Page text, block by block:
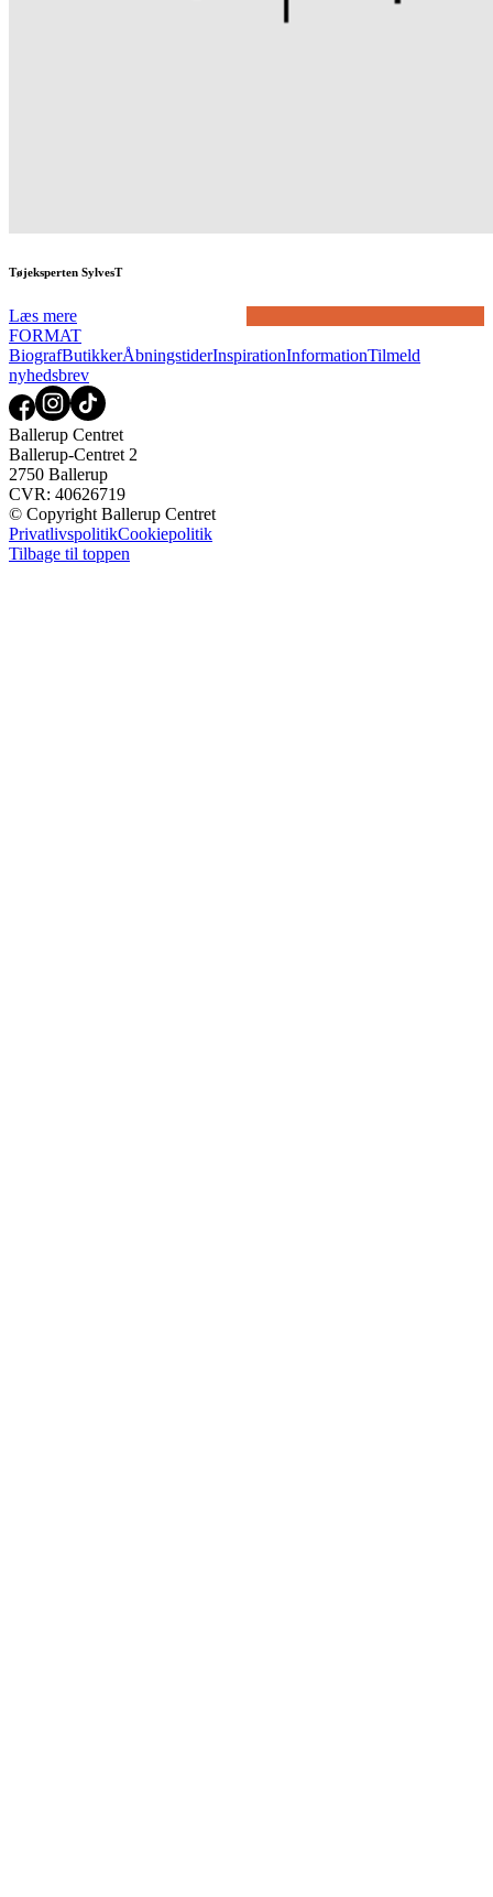
Tøjeksperten SylvesT
Læs mere
FORMAT
BiografButikkerÅbningstiderInspirationInformationTilmeld
nyhedsbrev
Ballerup Centret
Ballerup-Centret 2
2750 Ballerup
CVR: 40626719
© Copyright Ballerup Centret
PrivatlivspolitikCookiepolitik
Tilbage til toppen